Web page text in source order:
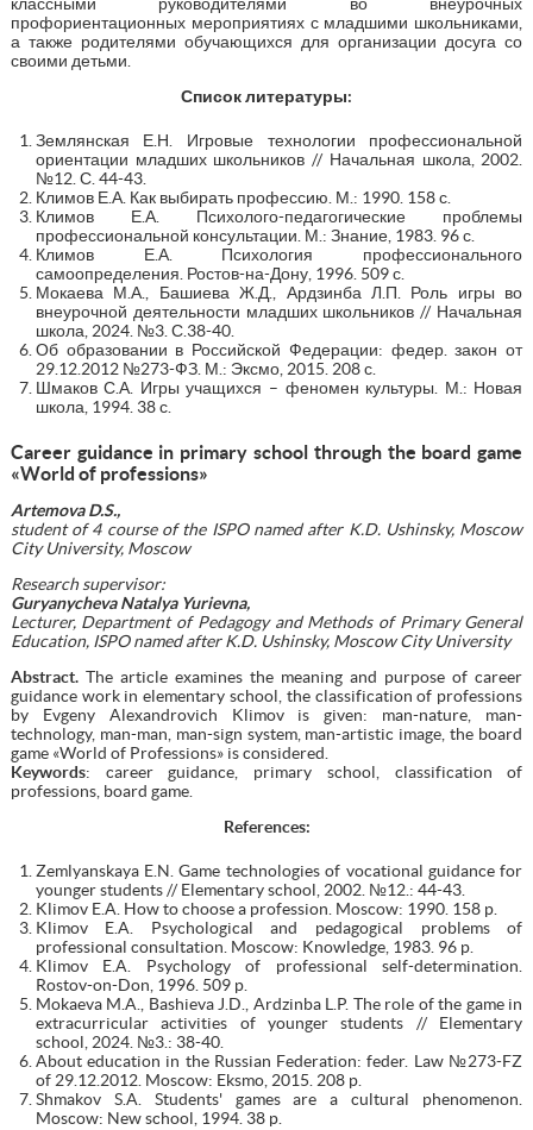
классными руководителями во внеурочных
профориентационных мероприятиях с младшими школьниками,
а также родителями обучающихся для организации досуга со
своими детьми.
Список литературы:
Землянская Е.Н. Игровые технологии профессиональной
ориентации младших школьников // Начальная школа, 2002.
№12. С. 44-43.
Климов Е.А. Как выбирать профессию. М.: 1990. 158 с.
Климов Е.А. Психолого-педагогические проблемы
профессиональной консультации. М.: Знание, 1983. 96 с.
Климов Е.А. Психология профессионального
самоопределения. Ростов-на-Дону, 1996. 509 с.
Мокаева М.А., Башиева Ж.Д., Ардзинба Л.П. Роль игры во
внеурочной деятельности младших школьников // Начальная
школа, 2024. №3. С.38-40.
Об образовании в Российской Федерации: федер. закон от
29.12.2012 №273-ФЗ. М.: Эксмо, 2015. 208 с.
Шмаков С.А. Игры учащихся – феномен культуры. М.: Новая
школа, 1994. 38 с.
Career guidance in primary school through the board game
«World of professions»
Artemova D.S.,
student of 4 course of the ISPO named after K.D. Ushinsky, Moscow
City University, Moscow
Research supervisor:
Guryanycheva Natalya Yurievna,
Lecturer, Department of Pedagogy and Methods of Primary General
Education, ISPO named after K.D. Ushinsky, Moscow City University
Abstract.The article examines the meaning and purpose of career
guidance work in elementary school, the classification of professions
by Evgeny Alexandrovich Klimov is given: man-nature, man-
technology, man-man, man-sign system, man-artistic image, the board
game «World of Professions» is considered.
Keywords: career guidance, primary school, classification of
professions, board game.
References:
Zemlyanskaya E.N. Game technologies of vocational guidance for
younger students // Elementary school, 2002. №12.: 44-43.
Klimov E.A. How to choose a profession. Moscow: 1990. 158 p.
Klimov E.A. Psychological and pedagogical problems of
professional consultation. Moscow: Knowledge, 1983. 96 p.
Klimov E.A. Psychology of professional self-determination.
Rostov-on-Don, 1996. 509 p.
Mokaeva M.A., Bashieva J.D., Ardzinba L.P. The role of the game in
extracurricular activities of younger students // Elementary
school, 2024. №3.: 38-40.
About education in the Russian Federation: feder. Law №273-FZ
of 29.12.2012. Moscow: Eksmo, 2015. 208 p.
Shmakov S.A. Students' games are a cultural phenomenon.
Moscow: New school, 1994. 38 p.